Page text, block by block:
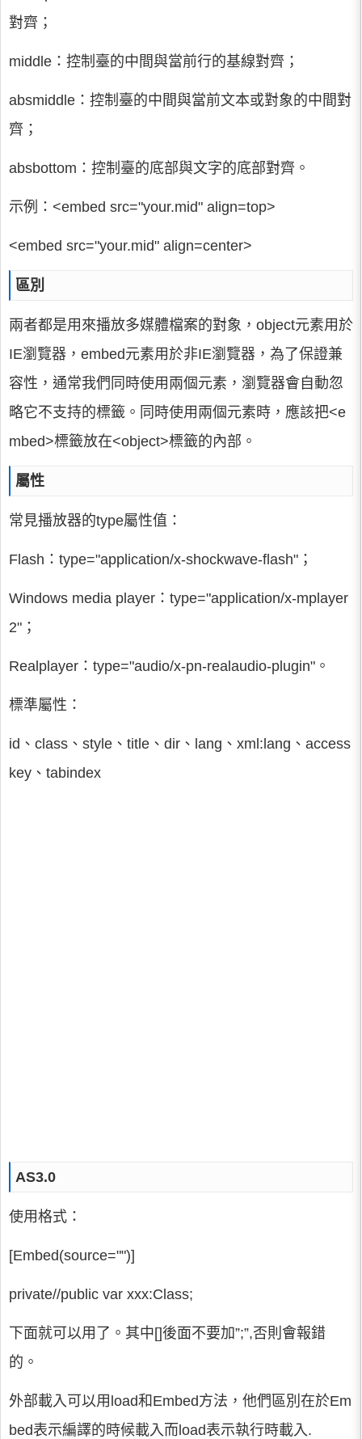
對齊；
middle：控制臺的中間與當前行的基線對齊；
absmiddle：控制臺的中間與當前文本或對象的中間對
齊；
absbottom：控制臺的底部與文字的底部對齊。
示例：<embed src="your.mid" align=top>
<embed src="your.mid" align=center>
區別
兩者都是用來播放多媒體檔案的對象，object元素用於
IE瀏覽器，embed元素用於非IE瀏覽器，為了保證兼
容性，通常我們同時使用兩個元素，瀏覽器會自動忽
略它不支持的標籤。同時使用兩個元素時，應該把<e
mbed>標籤放在<object>標籤的內部。
屬性
常見播放器的type屬性值：
Flash：type="application/x-shockwave-flash"；
Windows media player：type="application/x-mplayer
2"；
Realplayer：type="audio/x-pn-realaudio-plugin"。
標準屬性：
id、class、style、title、dir、lang、xml:lang、access
key、tabindex
AS3.0
使用格式：
[Embed(source="")]
private//public var xxx:Class;
下面就可以用了。其中[]後面不要加”;”,否則會報錯
的。
外部載入可以用load和Embed方法，他們區別在於Em
bed表示編譯的時候載入而load表示執行時載入.